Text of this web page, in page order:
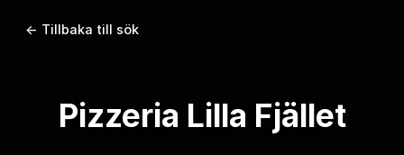
← Tillbaka till sök
Pizzeria Lilla Fjället